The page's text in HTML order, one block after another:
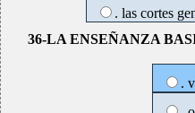
. las cortes
36-LA ENSEÑANZA
.